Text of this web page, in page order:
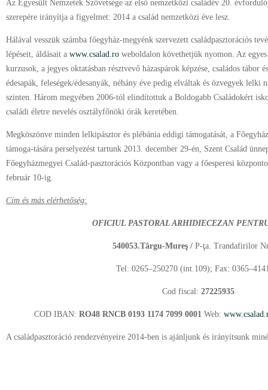
Az Egyesült Nemzetek Szövetsége az első nemzetközi családév 20.
szerepére irányítja a figyelmet: 2014 a család nemzetközi éve lesz.
Hálával vesszük számba főegyház-megyénk szervezett családpasztorációs
lépéseit, áldásait a www.csalad.ro weboldalon követhetjük nyomon. Az
kurzusok, a jegyes oktatásban résztvevő házaspárok képzése, családos tábor
édesapák, feleségek/édesanyák, néhány éve pedig elváltak és özvegyek
szinten. Három megyében 2006-tól elindítottuk a Boldogabb Családokért
családi életre nevelés osztályfőnöki órák keretében.
Megköszönve minden lelkipásztor és plébánia eddigi támogatását, a
támoga-tására perselyezést tartunk 2013. december 29-én, Szent Család
Főegyházmegyei Család-pasztorációs Központban vagy a főesperesi
február 10-ig.
Cím és más elérhetőség:
OFICIUL PASTORAL ARHIDIECEZAN
540053.Târgu-Mureş / P-ţa. Trandafirilor
Tel: 0265–250270 (int.109); Fax:
Cod fiscal: 27225935
COD IBAN: RO48 RNCB 0193 1174 7099 0001 Web:
A családpasztoráció rendezvényeire 2014-ben is ajánljunk és irányítsunk